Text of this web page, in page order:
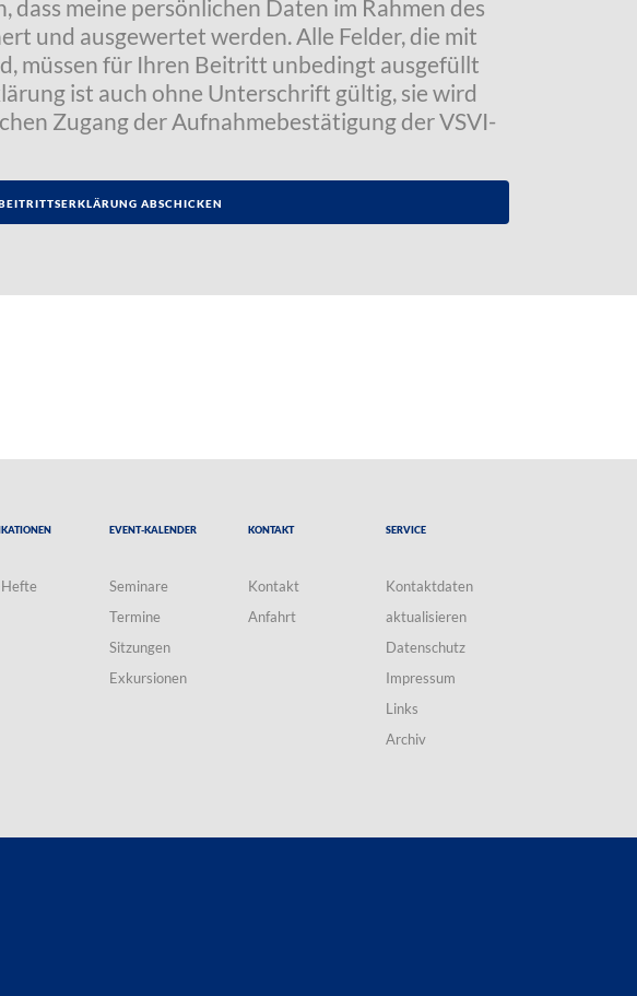
dass meine persönlichen Daten im Rahmen des
und ausgewertet werden. Alle Felder, die mit
müssen für Ihren Beitritt unbedingt ausgefüllt
ist auch ohne Unterschrift gültig, sie wird
Zugang der Aufnahmebestätigung der VSVI-
Event-Kalender
Seminare
Termine
Sitzungen
Exkursionen
Kontakt
Kontakt
Anfahrt
Service
Kontaktdaten
aktualisieren
Datenschutz
Impressum
Links
Archiv